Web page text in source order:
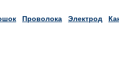
Проволока Электрод